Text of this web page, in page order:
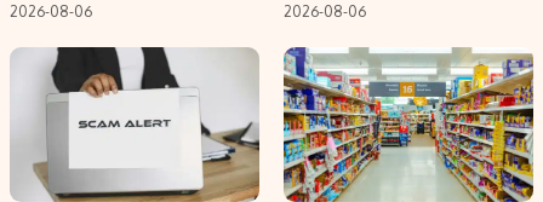
2026-08-06 2026-08-06